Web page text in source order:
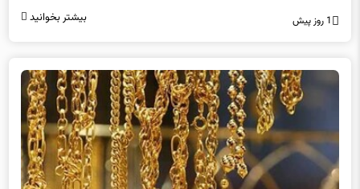
1 روز پیش بیشتر بخوانید